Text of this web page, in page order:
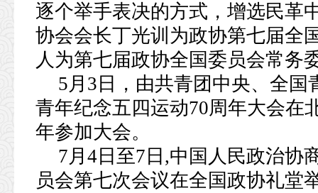
逐个举手表决的方式，增选民革
协会会长丁光训为政协第七届全
人为第七届政协全国委员会常务
5月3日，由共青团中央、全
青年纪念五四运动70周年大会在
年参加大会。
7月4日至7日,中国人民政治协
员会第七次会议在全国政协礼堂